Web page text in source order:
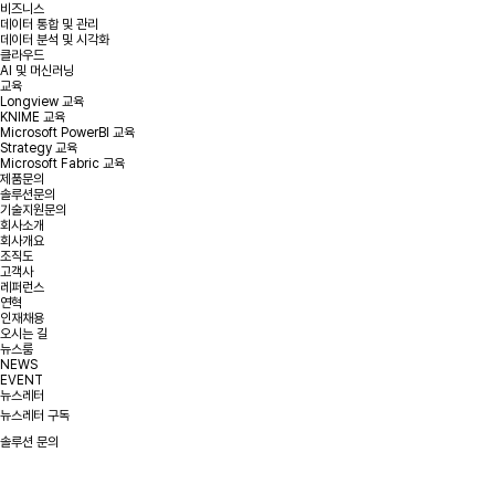
비즈니스
데이터 통합 및 관리
데이터 분석 및 시각화
클라우드
AI 및 머신러닝
교육
Longview 교육
KNIME 교육
Microsoft PowerBI 교육
Strategy 교육
Microsoft Fabric 교육
제품문의
솔루션문의
기술지원문의
회사소개
회사개요
조직도
고객사
레퍼런스
연혁
인재채용
오시는 길
뉴스룸
NEWS
EVENT
뉴스레터
뉴스레터 구독
솔루션 문의